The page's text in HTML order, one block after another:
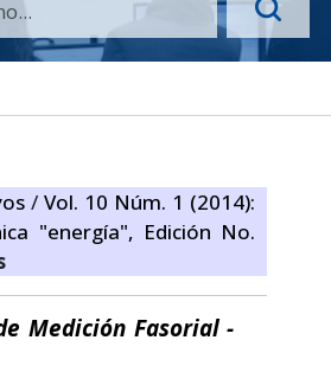
/ Vol. 10 Núm. 1 (2014):
"energía", Edición No.
Medición Fasorial -